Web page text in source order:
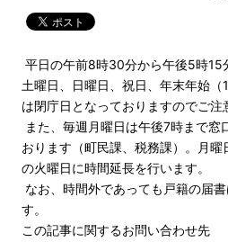
平日の午前8時30分から午後5時15
土曜日、日曜日、祝日、年末年始（
は閉庁日となっておりますのでご注
また、毎週月曜日は午後7時まで窓
おります（町民課、税務課）。月曜
の火曜日に時間延長を行います。
なお、時間外であっても戸籍の届
す。
この記事に関するお問い合わせ先